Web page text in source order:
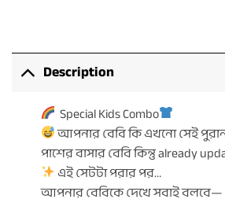
Description
Special Kids Combo
আপনার বেবি কি এখনো সেই পুরান
পাশের বাসার বেবি কিন্তু already
এই সেটটা পরার পর…
আপনার বেবিকে দেখে সবাই বলবে—